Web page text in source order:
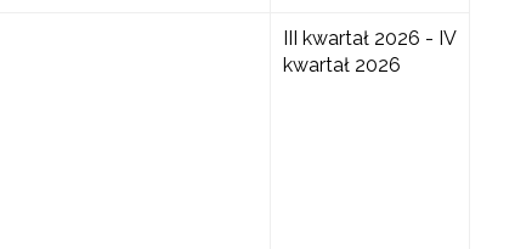
III kwartał 2026 - IV
kwartał 2026